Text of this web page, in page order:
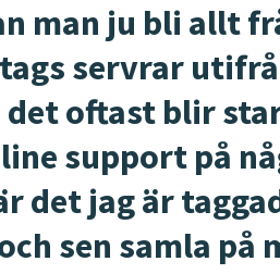
man ju bli allt
servrar
det oftast blir
support på
det jag är
sen samla på